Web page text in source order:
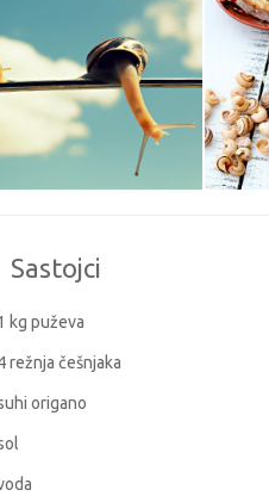
Sastojci
kg puževa
režnja češnjaka
origano